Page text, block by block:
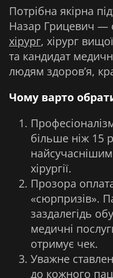
Потрібна якірна
Назар Грицевич —
хірург, хірург
та кандидат
людям здоров’я,
Чому варто
більше ніж 15
хірургії.
Прозора
«сюрпризів».
заздалегідь
медичні
отримує чек.
Уважне
до кожного